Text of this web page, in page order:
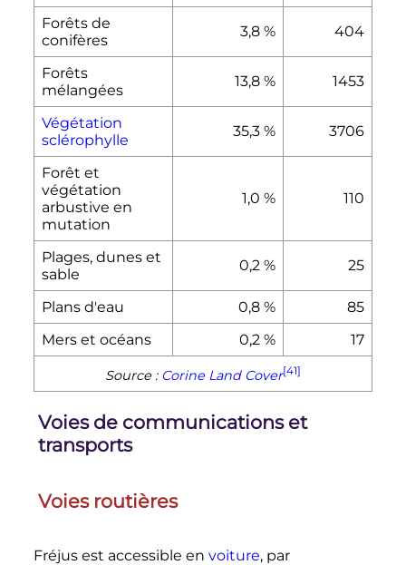
Forêts de
conifères
3,8 % 404
Forêts
mélangées
13,8 % 1453
Végétation
sclérophylle
35,3 % 3706
Forêt et
végétation
arbustive en
mutation
1,0 % 110
Plages, dunes et
sable
0,2 % 25
Plans d'eau 0,8 %
85
Mers et océans
0,2 % 17
Source : Corine Land Cover[41]
Voies de communications et
transports
Voies routières
Fréjus est accessible en voiture, par